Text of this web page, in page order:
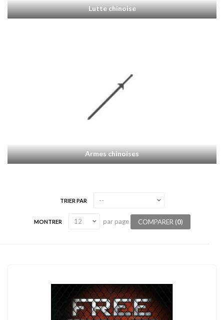
Lutte chinoise
Armes chinoises
TRIER PAR
MONTRER par page COMPARER (0)